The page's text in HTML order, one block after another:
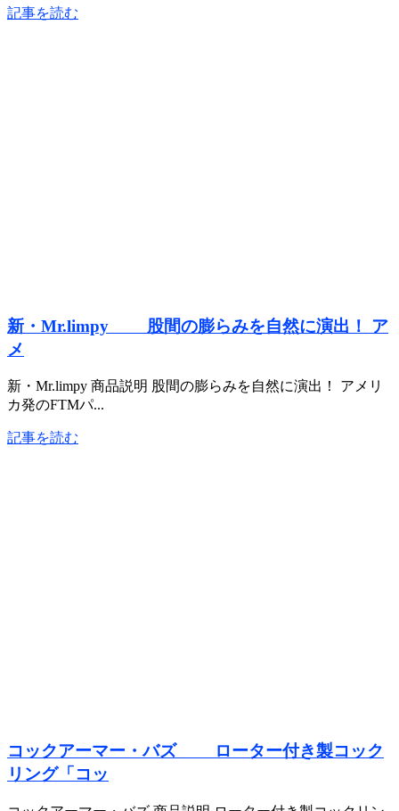
記事を読む
新・Mr.limpy 股間の膨らみを自然に演出！ ア
メ
新・Mr.limpy 商品説明 股間の膨らみを自然に演出！ アメリ
カ発のFTMパ...
記事を読む
コックアーマー・バズ ローター付き製コック
リング「コッ